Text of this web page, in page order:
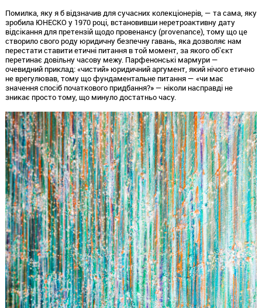
Помилка, яку я б відзначив для сучасних колекціонерів, — та сама, яку
зробила ЮНЕСКО у 1970 році, встановивши неретроактивну дату
відсікання для претензій щодо провенансу (provenance), тому що це
створило свого роду юридичну безпечну гавань, яка дозволяє нам
перестати ставити етичні питання в той момент, за якого обʼєкт
перетинає довільну часову межу.Парфенонські мармури —
очевидний приклад:«чистий» юридичний аргумент, який нічого етично
не врегулював, тому що фундаментальне питання — «чи має
значення спосіб початкового придбання?» — ніколи насправді не
зникає просто тому, що минуло достатньо часу.